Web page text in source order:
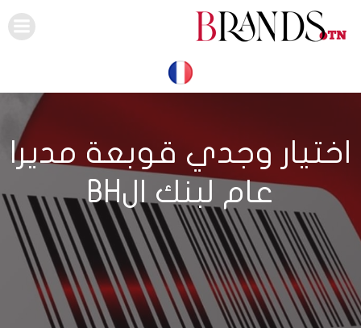
اختيار وجدي قوبعة مديرا
عام لبنك الBH